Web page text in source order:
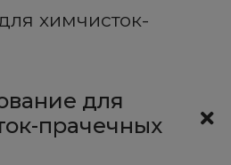
химчисток-
для
прачечных